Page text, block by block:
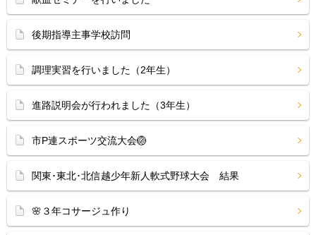
後期指導主事学校訪問
調理実習を行いました（2年生）
進路説明会が行われました（3年生）
市P連スポーツ交流大会🏐
関東･東北･北信越少年新人軟式野球大会 結果
🌸３年コサージュ作り